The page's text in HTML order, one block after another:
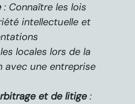
: Connaître les lois
intellectuelle et
locales lors de la
avec une entreprise
et de litige: